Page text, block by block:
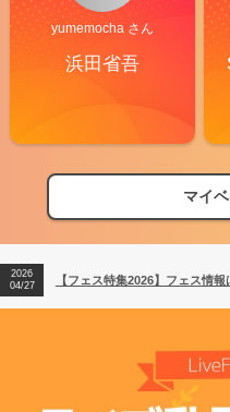
yumemocha さん
浜田省吾
マイ
【フェス特集2026】フェス情報
【ライブ動員ランキング】2026
2026
04/27
【フェス特集2026】フェス情報
2026